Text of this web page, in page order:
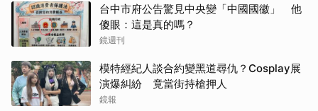
台中市府公告驚見中央變「中國國徽」 他
傻眼：這是真的嗎？
鏡週刊
模特經紀人談合約變黑道尋仇？Cosplay展
演爆糾紛 竟當街持槍押人
鏡報